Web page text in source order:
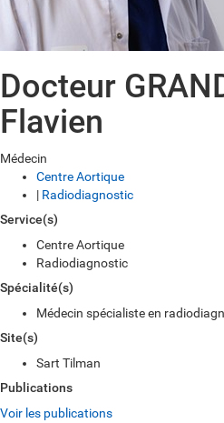
Docteur
Flavien
Médecin
Centre Aortique
| Radiodiagnostic
Service(s)
Centre Aortique
Radiodiagnostic
Spécialité(s)
Médecin spécialiste en
Site(s)
Sart Tilman
Publications
Voir les publications